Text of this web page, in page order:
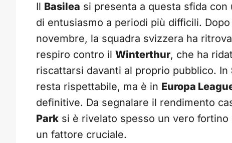
Il Basilea si presenta a questa sfida
di entusiasmo a periodi più difficili.
novembre, la squadra svizzera ha
respiro contro il Winterthur, che ha
riscattarsi davanti al proprio pubblico. In
resta rispettabile, ma è in Europa
definitive. Da segnalare il rendimento
Park si è rivelato spesso un vero
un fattore cruciale.